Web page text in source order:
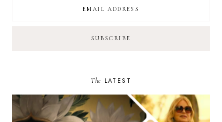
The LATEST